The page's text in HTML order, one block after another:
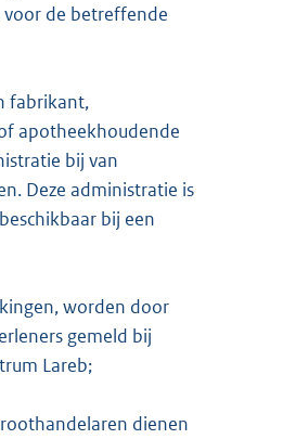
de betreffende
fabrikant,
apotheekhoudende
bij van
Deze administratie is
bij een
worden door
gemeld bij
Lareb;
dienen